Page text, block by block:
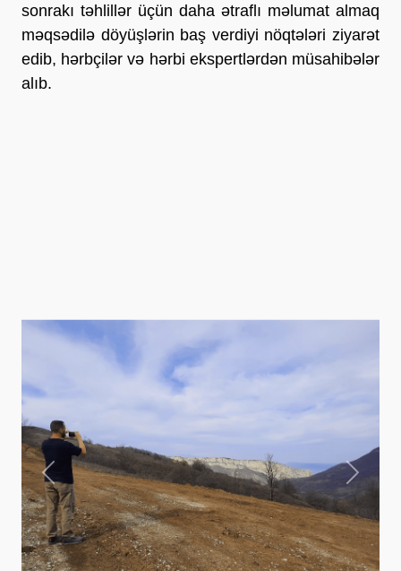
sonrakı təhlillər üçün daha ətraflı məlumat almaq
məqsədilə döyüşlərin baş verdiyi nöqtələri ziyarət
edib, hərbçilər və hərbi ekspertlərdən müsahibələr
alıb.
Previous Next